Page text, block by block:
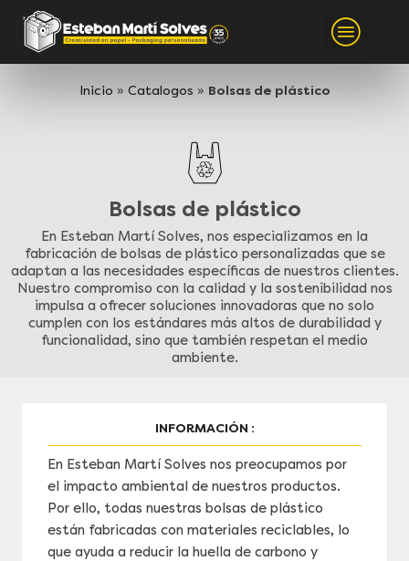
Bolsas de plástico
En Esteban Martí Solves, nos especializamos en la
fabricación de bolsas de plástico personalizadas que se
adaptan a las necesidades específicas de nuestros clientes.
Nuestro compromiso con la calidad y la sostenibilidad nos
impulsa a ofrecer soluciones innovadoras que no solo
cumplen con los estándares más altos de durabilidad y
funcionalidad, sino que también respetan el medio
ambiente.
Inicio » Catalogos » Bolsas de plástico
INFORMACIÓN :
En Esteban Martí Solves nos preocupamos por
el impacto ambiental de nuestros productos.
Por ello, todas nuestras bolsas de plástico
están fabricadas con materiales reciclables, lo
que ayuda a reducir la huella de carbono y